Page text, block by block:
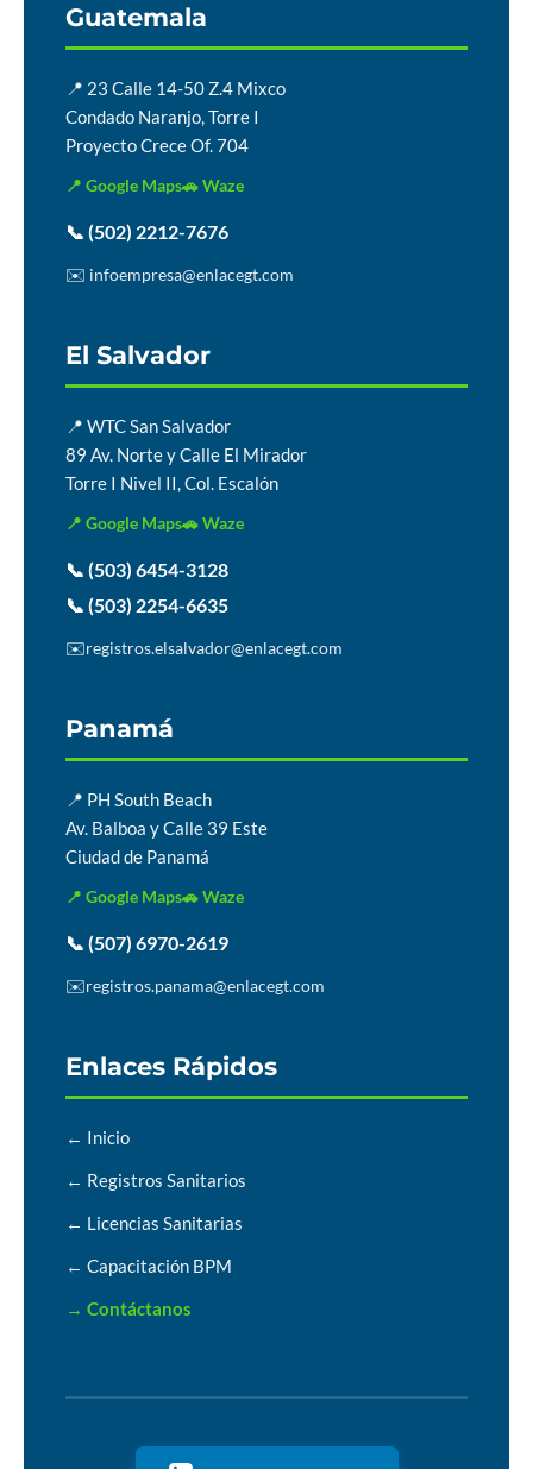
Guatemala
📍 23 Calle 14-50 Z.4 Mixco
Condado Naranjo, Torre I
Proyecto Crece Of. 704
📍 Google Maps🚗 Waze
📞 (502) 2212-7676
✉️ infoempresa@enlacegt.com
El Salvador
📍 WTC San Salvador
89 Av. Norte y Calle El Mirador
Torre I Nivel II, Col. Escalón
📍 Google Maps🚗 Waze
📞 (503) 6454-3128
📞 (503) 2254-6635
✉️registros.elsalvador@enlacegt.com
Panamá
📍 PH South Beach
Av. Balboa y Calle 39 Este
Ciudad de Panamá
📍 Google Maps🚗 Waze
📞 (507) 6970-2619
✉️registros.panama@enlacegt.com
Enlaces Rápidos
← Inicio
← Registros Sanitarios
← Licencias Sanitarias
← Capacitación BPM
→ Contáctanos